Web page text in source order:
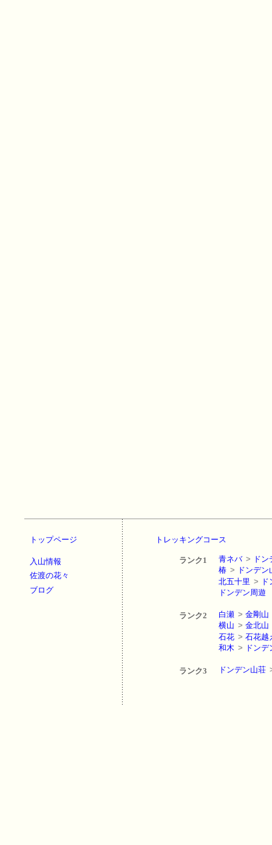
トップページ
入山情報
佐渡の花々
ブログ
トレッキングコース
ランク1 青ネバ > ド
椿 > ドンデン
北五十里 >
ドンデン周遊
ランク2 白瀬 > 金剛山
横山 > 金北山
石花 > 石花越
和木 > ドンデ
ランク3 ドンデン山荘